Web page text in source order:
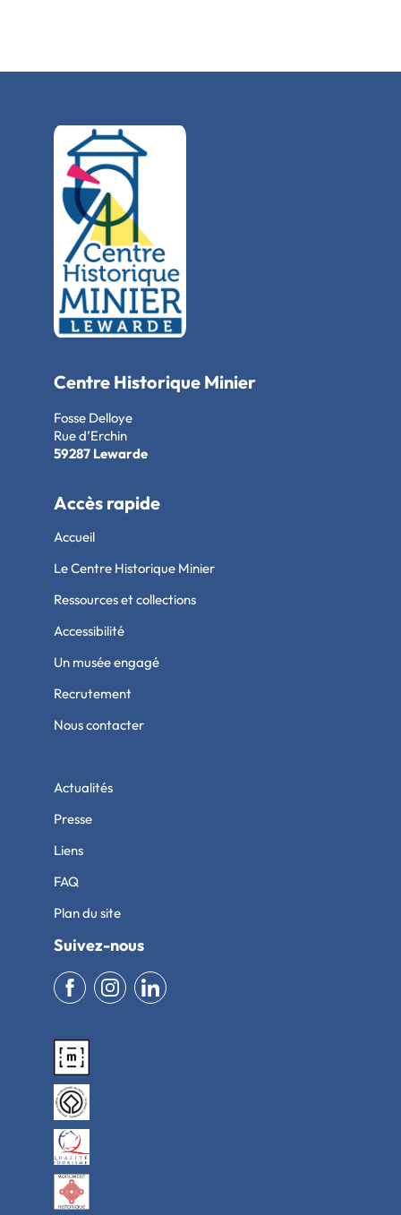
Centre Historique Minier
Fosse Delloye
Rue d’Erchin
59287 Lewarde
Accès rapide
Accueil
Le Centre Historique Minier
Ressources et collections
Accessibilité
Un musée engagé
Recrutement
Nous contacter
Actualités
Presse
Liens
FAQ
Plan du site
Suivez-nous